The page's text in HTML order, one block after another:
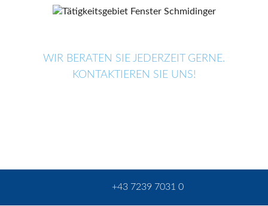
WIR BERATEN SIE JEDERZEIT GERNE.
KONTAKTIEREN SIE UNS!
+43 7239 7031 0